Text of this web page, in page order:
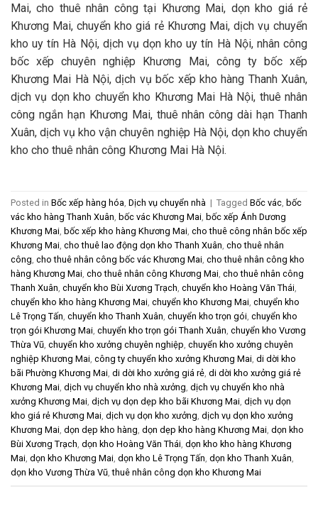
Mai, cho thuê nhân công tại Khương Mai, dọn kho giá rẻ
Khương Mai, chuyển kho giá rẻ Khương Mai, dịch vụ chuyển
kho uy tín Hà Nội, dịch vụ dọn kho uy tín Hà Nội, nhân công
bốc xếp chuyên nghiệp Khương Mai, công ty bốc xếp
Khương Mai Hà Nội, dịch vụ bốc xếp kho hàng Thanh Xuân,
dịch vụ dọn kho chuyển kho Khương Mai Hà Nội, thuê nhân
công ngắn hạn Khương Mai, thuê nhân công dài hạn Thanh
Xuân, dịch vụ kho vận chuyên nghiệp Hà Nội, dọn kho chuyển
kho cho thuê nhân công Khương Mai Hà Nội.
Posted in Bốc xếp hàng hóa, Dịch vụ chuyển nhà | Tagged Bốc vác, bốc
vác kho hàng Thanh Xuân, bốc vác Khương Mai, bốc xếp Ánh Dương
Khương Mai, bốc xếp kho hàng Khương Mai, cho thuê công nhân bốc xếp
Khương Mai, cho thuê lao động dọn kho Thanh Xuân, cho thuê nhân
công, cho thuê nhân công bốc vác Khương Mai, cho thuê nhân công kho
hàng Khương Mai, cho thuê nhân công Khương Mai, cho thuê nhân công
Thanh Xuân, chuyển kho Bùi Xương Trạch, chuyển kho Hoàng Văn Thái,
chuyển kho kho hàng Khương Mai, chuyển kho Khương Mai, chuyển kho
Lê Trọng Tấn, chuyển kho Thanh Xuân, chuyển kho trọn gói, chuyển kho
trọn gói Khương Mai, chuyển kho trọn gói Thanh Xuân, chuyển kho Vương
Thừa Vũ, chuyển kho xưởng chuyên nghiệp, chuyển kho xưởng chuyên
nghiệp Khương Mai, công ty chuyển kho xưởng Khương Mai, di dời kho
bãi Phường Khương Mai, di dời kho xưởng giá rẻ, di dời kho xưởng giá rẻ
Khương Mai, dịch vụ chuyển kho nhà xưởng, dịch vụ chuyển kho nhà
xưởng Khương Mai, dịch vụ dọn dẹp kho bãi Khương Mai, dịch vụ dọn
kho giá rẻ Khương Mai, dịch vụ dọn kho xưởng, dịch vụ dọn kho xưởng
Khương Mai, dọn dẹp kho hàng, dọn dẹp kho hàng Khương Mai, dọn kho
Bùi Xương Trạch, dọn kho Hoàng Văn Thái, dọn kho kho hàng Khương
Mai, dọn kho Khương Mai, dọn kho Lê Trọng Tấn, dọn kho Thanh Xuân,
dọn kho Vương Thừa Vũ,thuê nhân công dọn kho Khương Mai